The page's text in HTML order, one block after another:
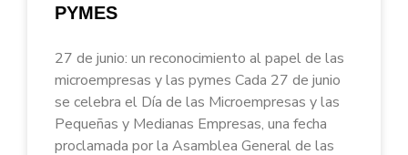
PYMES
27 de junio: un reconocimiento al papel de las
microempresas y las pymes Cada 27 de junio
se celebra el Día de las Microempresas y las
Pequeñas y Medianas Empresas, una fecha
proclamada por la Asamblea General de las